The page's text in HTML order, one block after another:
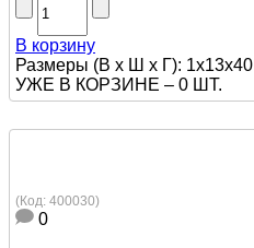
В корзину
Размеры (В х Ш х Г): 1х13х40
УЖЕ В КОРЗИНЕ – 0 ШТ.
(Код: 400030)
0